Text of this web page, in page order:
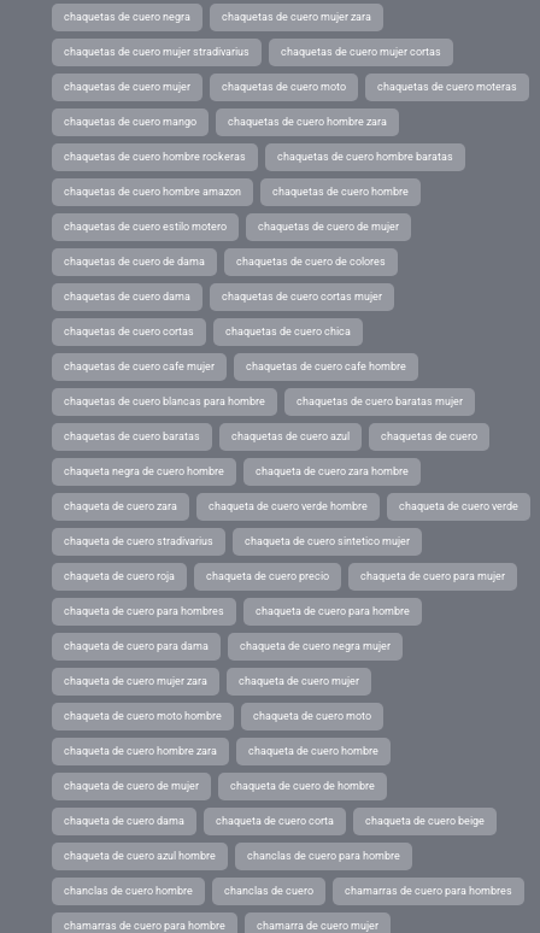
chaquetas de cuero negra chaquetas de cuero mujer zara
chaquetas de cuero mujer stradivarius chaquetas de cuero mujer cortas
chaquetas de cuero mujer chaquetas de cuero moto chaquetas de cuero moteras
chaquetas de cuero mango chaquetas de cuero hombre zara
chaquetas de cuero hombre rockeras chaquetas de cuero hombre baratas
chaquetas de cuero hombre amazon chaquetas de cuero hombre
chaquetas de cuero estilo motero chaquetas de cuero de mujer
chaquetas de cuero de dama chaquetas de cuero de colores
chaquetas de cuero dama chaquetas de cuero cortas mujer
chaquetas de cuero cortas chaquetas de cuero chica
chaquetas de cuero cafe mujer chaquetas de cuero cafe hombre
chaquetas de cuero blancas para hombre chaquetas de cuero baratas mujer
chaquetas de cuero baratas chaquetas de cuero azul chaquetas de cuero
chaqueta negra de cuero hombre chaqueta de cuero zara hombre
chaqueta de cuero zara chaqueta de cuero verde hombre chaqueta de cuero verde
chaqueta de cuero stradivarius chaqueta de cuero sintetico mujer
chaqueta de cuero roja chaqueta de cuero precio chaqueta de cuero para mujer
chaqueta de cuero para hombres chaqueta de cuero para hombre
chaqueta de cuero para dama chaqueta de cuero negra mujer
chaqueta de cuero mujer zara chaqueta de cuero mujer
chaqueta de cuero moto hombre chaqueta de cuero moto
chaqueta de cuero hombre zara chaqueta de cuero hombre
chaqueta de cuero de mujer chaqueta de cuero de hombre
chaqueta de cuero dama chaqueta de cuero corta chaqueta de cuero beige
chaqueta de cuero azul hombre chanclas de cuero para hombre
chanclas de cuero hombre chanclas de cuero chamarras de cuero para hombres
chamarras de cuero para hombre chamarra de cuero mujer